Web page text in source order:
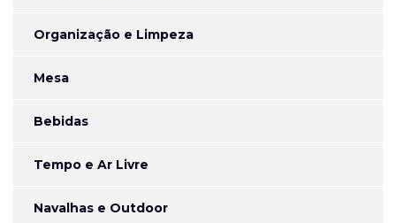
Organização e Limpeza
Mesa
Bebidas
Tempo e Ar Livre
Navalhas e Outdoor